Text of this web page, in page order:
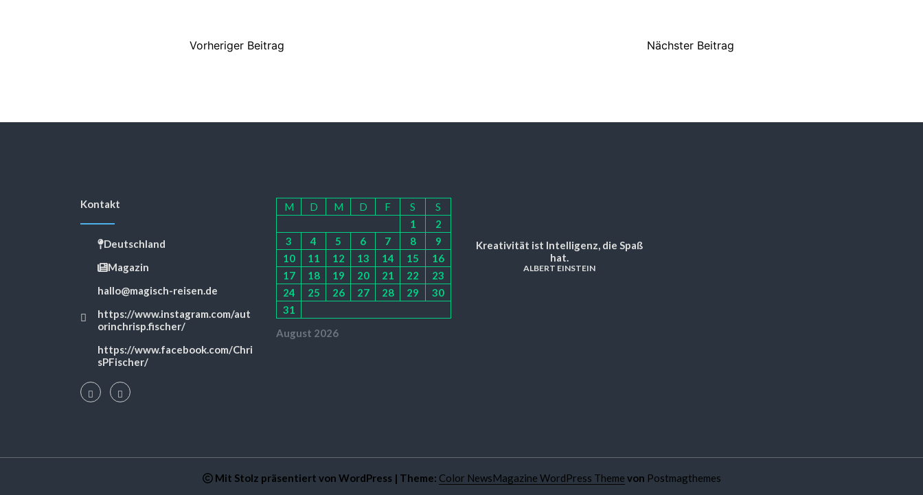
Vorheriger Beitrag Nächster Beitrag
Kontakt
Deutschland
Magazin
hallo@magisch-reisen.de
https://www.instagram.com/aut
orinchrisp.fischer/
https://www.facebook.com/Chri
sPFischer/
August 2026
M D M D F S
S
1
2
3
4 5 6 7 8
9
10
11 12 13 14 15
16
17
18 19 20 21 22
23
24
25 26 27 28 29
30
31
Kreativität ist Intelligenz, die Spaß
hat.
ALBERT EINSTEIN
Mit Stolz präsentiert von WordPress | Theme: Color NewsMagazine WordPress Theme von Postmagthemes